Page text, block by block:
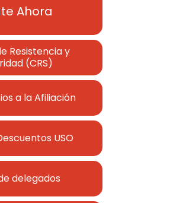
Ahora
Resistencia y
(CRS)
a la Afiliación
USO
delegados